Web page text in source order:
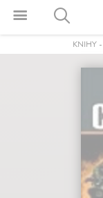
KNIHY -